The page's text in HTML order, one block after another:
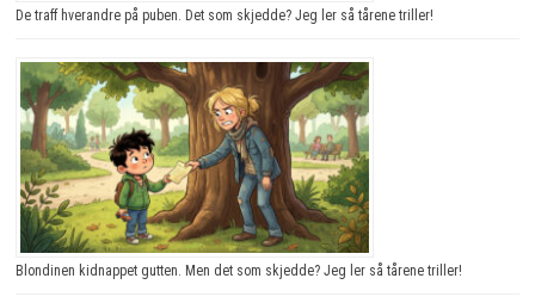
De traff hverandre på puben. Det som skjedde? Jeg ler så tårene triller!
Blondinen kidnappet gutten. Men det som skjedde? Jeg ler så tårene triller!